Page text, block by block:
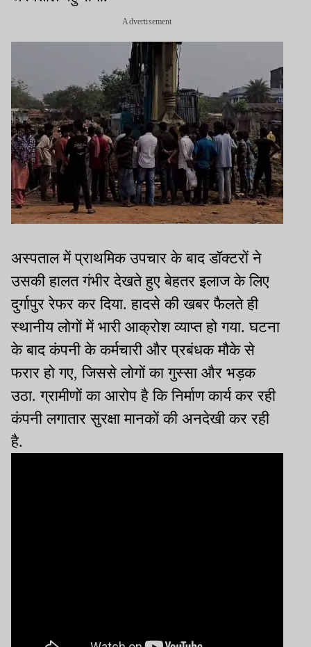
Advertisement
अस्पताल में प्राथमिक उपचार के बाद डॉक्टरों ने
उसकी हालत गंभीर देखते हुए बेहतर इलाज के लिए
दुर्गापुर रेफर कर दिया. हादसे की खबर फैलते ही
स्थानीय लोगों में भारी आक्रोश व्याप्त हो गया. घटना
के बाद कंपनी के कर्मचारी और प्रबंधक मौके से
फरार हो गए, जिससे लोगों का गुस्सा और भड़क
उठा. ग्रामीणों का आरोप है कि निर्माण कार्य कर रही
कंपनी लगातार सुरक्षा मानकों की अनदेखी कर रही
है.